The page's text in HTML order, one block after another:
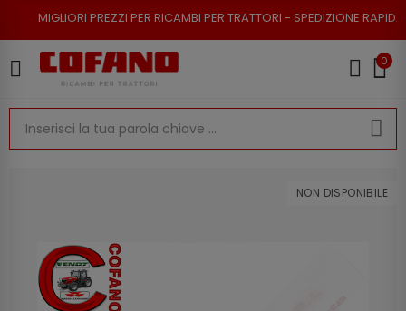
PREZZI PER RICAMBI PER TRATTORI - SPEDIZIONE RAPIDA - RESO
0
NON DISPONIBILE